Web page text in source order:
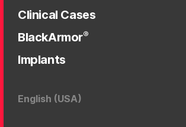
Clinical Cases
BlackArmor®
Implants
English (USA)